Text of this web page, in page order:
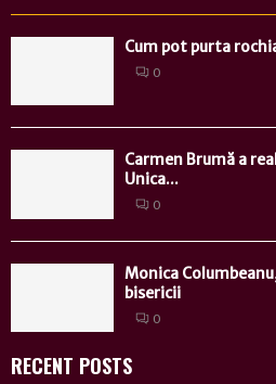
Cum pot purta
0
Carmen Brumă a
Unica...
0
Monica
bisericii
0
RECENT POSTS